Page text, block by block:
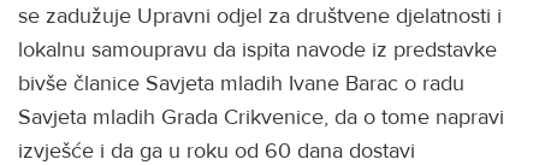
se zadužuje Upravni odjel za društvene djelatnosti i
lokalnu samoupravu da ispita navode iz predstavke
bivše članice Savjeta mladih Ivane Barac o radu
Savjeta mladih Grada Crikvenice, da o tome napravi
izvješće i da ga u roku od 60 dana dostavi